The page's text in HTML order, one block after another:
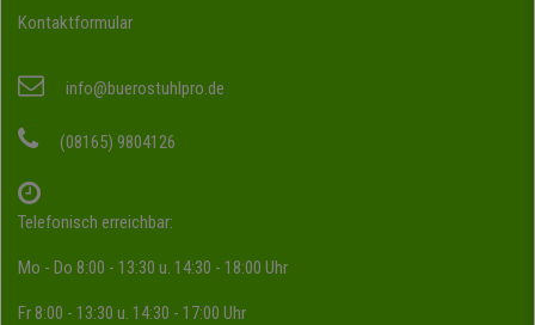
Kontaktformular
info@buerostuhlpro.de
(08165) 9804126
Telefonisch erreichbar:
Mo - Do 8:00 - 13:30 u. 14:30 - 18:00 Uhr
Fr 8:00 - 13:30 u. 14:30 - 17:00 Uhr